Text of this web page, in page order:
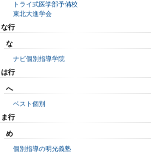
トライ式医学部予備校
東北大進学会
な行
な
ナビ個別指導学院
は行
へ
ベスト個別
ま行
め
個別指導の明光義塾